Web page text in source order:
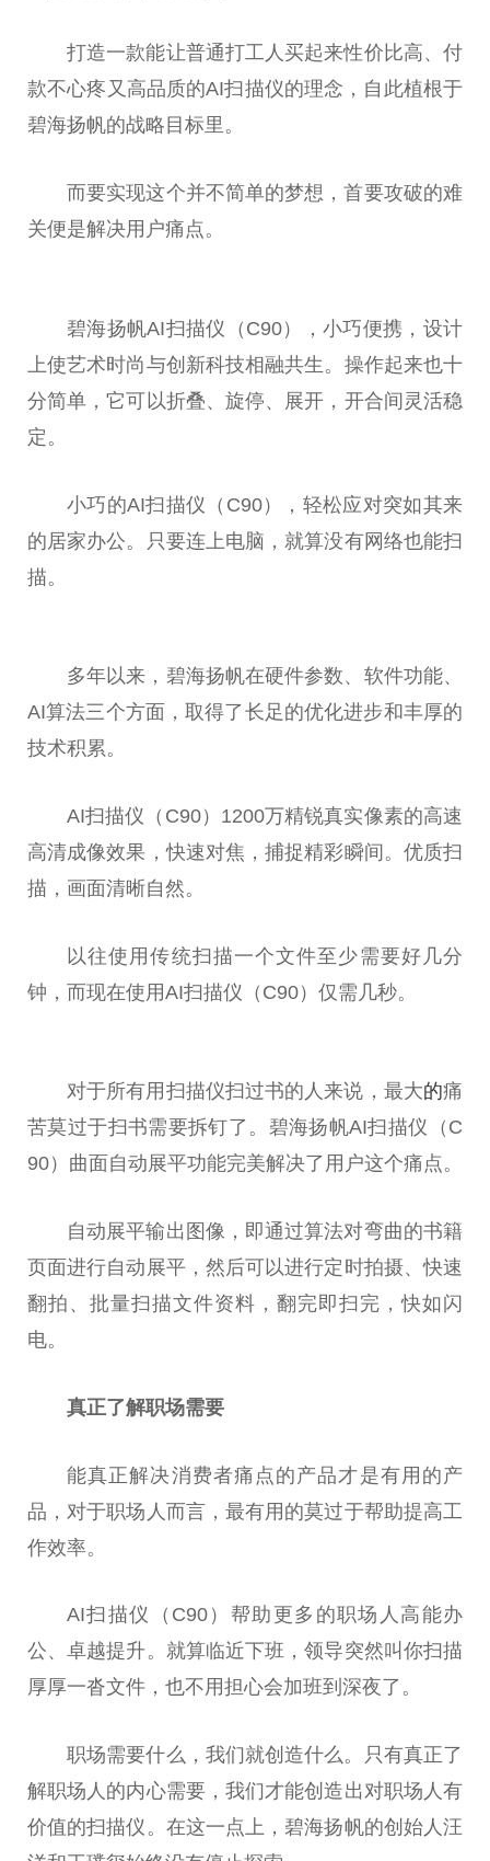
打造一款能让普通打工人买起来性价比高、付
款不心疼又高品质的AI扫描仪的理念，自此植根于
碧海扬帆的战略目标里。
而要实现这个并不简单的梦想，首要攻破的难
关便是解决用户痛点。
碧海扬帆AI扫描仪（C90），小巧便携，设计
上使艺术时尚与创新科技相融共生。操作起来也十
分简单，它可以折叠、旋停、展开，开合间灵活稳
定。
小巧的AI扫描仪（C90），轻松应对突如其来
的居家办公。只要连上电脑，就算没有网络也能扫
描。
多年以来，碧海扬帆在硬件参数、软件功能、
AI算法三个方面，取得了长足的优化进步和丰厚的
技术积累。
AI扫描仪（C90）1200万精锐真实像素的高速
高清成像效果，快速对焦，捕捉精彩瞬间。优质扫
描，画面清晰自然。
以往使用传统扫描一个文件至少需要好几分
钟，而现在使用AI扫描仪（C90）仅需几秒。
对于所有用扫描仪扫过书的人来说，最大的痛
苦莫过于扫书需要拆钉了。碧海扬帆AI扫描仪（C
90）曲面自动展平功能完美解决了用户这个痛点。
自动展平输出图像，即通过算法对弯曲的书籍
页面进行自动展平，然后可以进行定时拍摄、快速
翻拍、批量扫描文件资料，翻完即扫完，快如闪
电。
真正了解职场需要
能真正解决消费者痛点的产品才是有用的产
品，对于职场人而言，最有用的莫过于帮助提高工
作效率。
AI扫描仪（C90）帮助更多的职场人高能办
公、卓越提升。就算临近下班，领导突然叫你扫描
厚厚一沓文件，也不用担心会加班到深夜了。
职场需要什么，我们就创造什么。只有真正了
解职场人的内心需要，我们才能创造出对职场人有
价值的扫描仪。在这一点上，碧海扬帆的创始人汪